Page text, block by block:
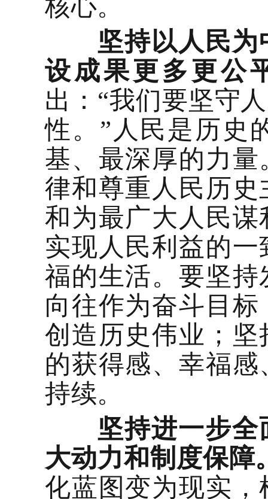
核心。
坚持以人民
设成果更多更公
出：“我们要坚守
性。”人民是历史
基、最深厚的力
律和尊重人民历
和为最广大人民
实现人民利益的
福的生活。要坚
向往作为奋斗目
创造历史伟业；
的获得感、幸福
持续。
坚持进一步
大动力和制度保障
化蓝图变为现实